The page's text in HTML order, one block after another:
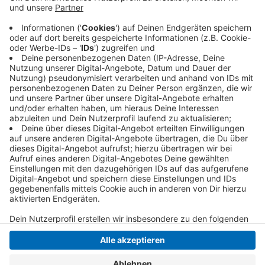
als zwei Millionen. Das Geld soll die Kliniken bei
längst überfälligen Sanierungsarbeiten
unterstützen. Es ist aber auch für mehr Personal
gedacht.
Veröffentlicht:Dienstag, 18.08.2020 06:22
Anzeige
Anzeige